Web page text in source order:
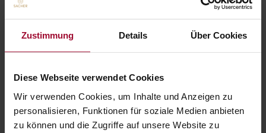
Zustimmung Details Über Cookies
Diese Webseite verwendet Cookies
Wir verwenden Cookies, um Inhalte und Anzeigen zu
personalisieren, Funktionen für soziale Medien anbieten
zu können und die Zugriffe auf unsere Website zu
100,00 EUR
ZUR STARTSEITE